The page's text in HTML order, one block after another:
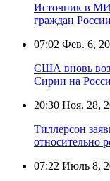
Источник в
граждан
07:02 Фев. 6,
США вновь
Сирии на
20:30 Ноя. 28,
Тиллерсон
относительно
07:22 Июль 8,